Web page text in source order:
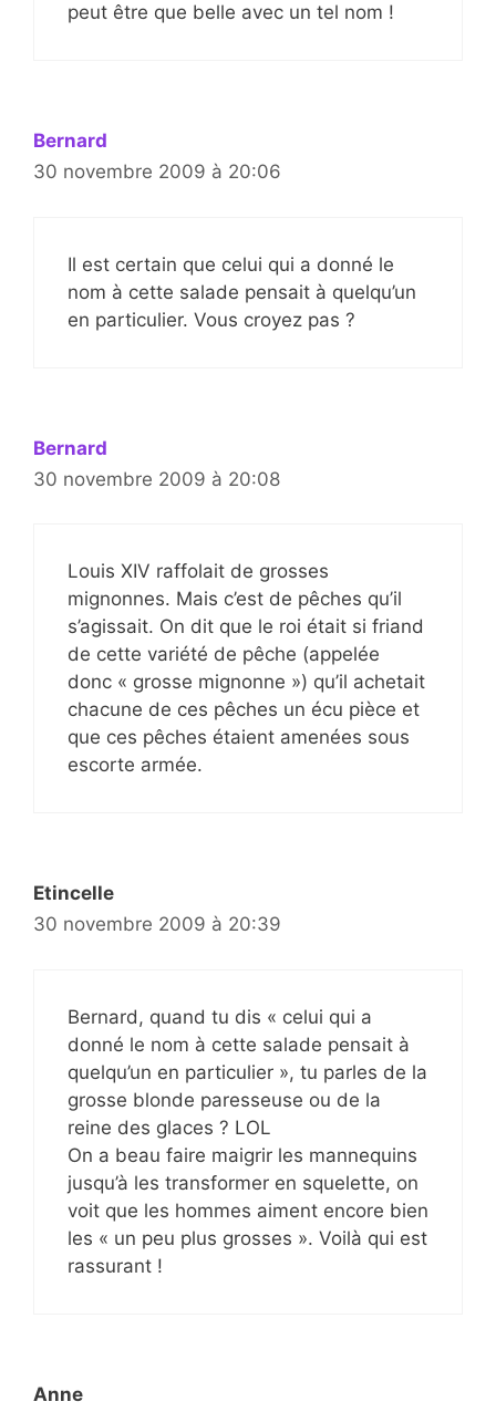
peut être que belle avec un tel nom !
Bernard
30 novembre 2009 à 20:06
Il est certain que celui qui a donné le
nom à cette salade pensait à quelqu’un
en particulier. Vous croyez pas ?
Bernard
30 novembre 2009 à 20:08
Louis XIV raffolait de grosses
mignonnes. Mais c’est de pêches qu’il
s’agissait. On dit que le roi était si friand
de cette variété de pêche (appelée
donc « grosse mignonne ») qu’il achetait
chacune de ces pêches un écu pièce et
que ces pêches étaient amenées sous
escorte armée.
Etincelle
30 novembre 2009 à 20:39
Bernard, quand tu dis « celui qui a
donné le nom à cette salade pensait à
quelqu’un en particulier », tu parles de la
grosse blonde paresseuse ou de la
reine des glaces ? LOL
On a beau faire maigrir les mannequins
jusqu’à les transformer en squelette, on
voit que les hommes aiment encore bien
les « un peu plus grosses ». Voilà qui est
rassurant !
Anne